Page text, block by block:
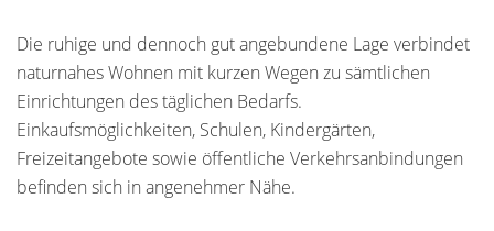
Die ruhige und dennoch gut angebundene Lage verbindet
naturnahes Wohnen mit kurzen Wegen zu sämtlichen
Einrichtungen des täglichen Bedarfs.
Einkaufsmöglichkeiten, Schulen, Kindergärten,
Freizeitangebote sowie öffentliche Verkehrsanbindungen
befinden sich in angenehmer Nähe.